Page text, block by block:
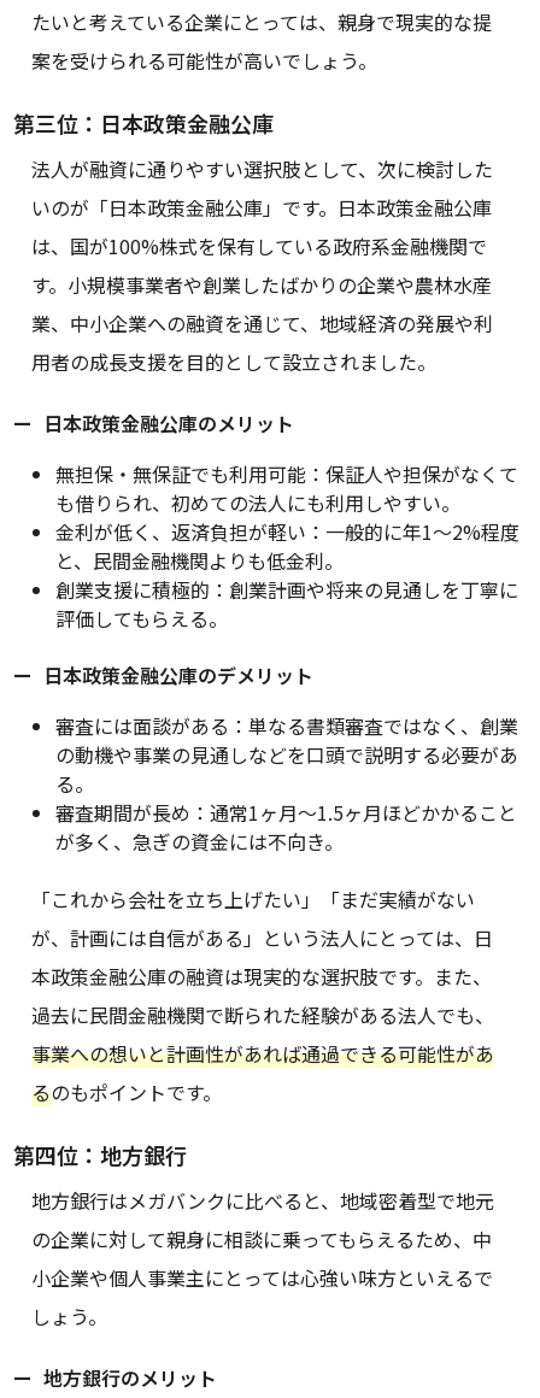
たいと考えている企業にとっては、親身で現実的な提
案を受けられる可能性が高いでしょう。
第三位：日本政策金融公庫
法人が融資に通りやすい選択肢として、次に検討した
いのが「日本政策金融公庫」です。日本政策金融公庫
は、国が100%株式を保有している政府系金融機関で
す。小規模事業者や創業したばかりの企業や農林水産
業、中小企業への融資を通じて、地域経済の発展や利
用者の成長支援を目的として設立されました。
日本政策金融公庫のメリット
無担保・無保証でも利用可能：保証人や担保がなくて
も借りられ、初めての法人にも利用しやすい。
金利が低く、返済負担が軽い：一般的に年1〜2%程度
と、民間金融機関よりも低金利。
創業支援に積極的：創業計画や将来の見通しを丁寧に
評価してもらえる。
日本政策金融公庫のデメリット
審査には面談がある：単なる書類審査ではなく、創業
の動機や事業の見通しなどを口頭で説明する必要があ
る。
審査期間が長め：通常1ヶ月〜1.5ヶ月ほどかかること
が多く、急ぎの資金には不向き。
「これから会社を立ち上げたい」「まだ実績がない
が、計画には自信がある」という法人にとっては、日
本政策金融公庫の融資は現実的な選択肢です。また、
過去に民間金融機関で断られた経験がある法人でも、
事業への想いと計画性があれば通過できる可能性があ
るのもポイントです。
第四位：地方銀行
地方銀行はメガバンクに比べると、地域密着型で地元
の企業に対して親身に相談に乗ってもらえるため、中
小企業や個人事業主にとっては心強い味方といえるで
しょう。
地方銀行のメリット